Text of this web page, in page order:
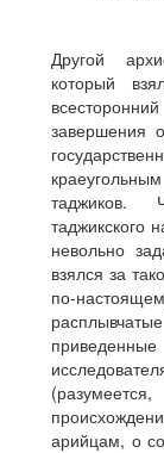
Другой
который
завершения
таджиков.
таджикского
невольно
взялся за
по-
арийцам, о